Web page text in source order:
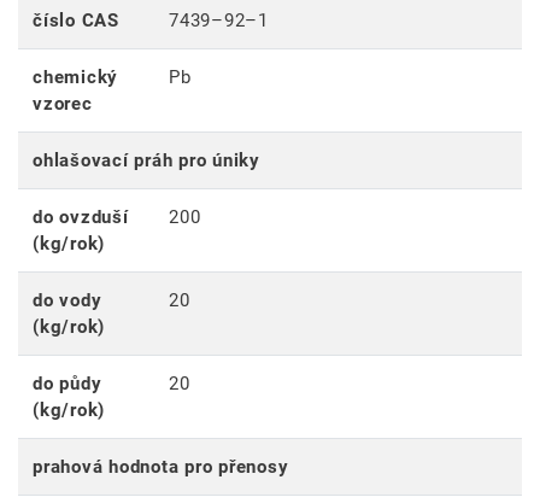
číslo CAS 7439–92–1
chemický
vzorec
Pb
ohlašovací práh pro úniky
do ovzduší
(kg/rok)
200
do vody
(kg/rok)
20
do půdy
(kg/rok)
20
prahová hodnota pro přenosy